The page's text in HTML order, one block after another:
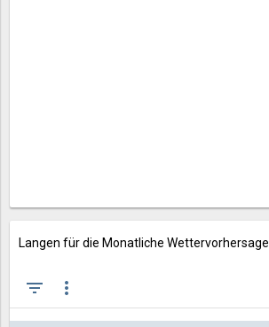
Langen für die Monatliche Wettervorhersage
filter_list more_vert